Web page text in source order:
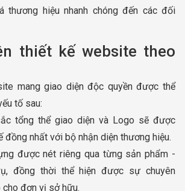
thương hiệu nhanh chóng đến các đối
thiết kế website theo
mang giao diện độc quyền được thể
tố sau:
tổng thể giao diện và Logo sẽ được
đồng nhất với bộ nhận diện thương hiệu.
được nét riêng qua từng sản phẩm -
đồng thời thể hiện được sự chuyên
cho đơn vị sở hữu.